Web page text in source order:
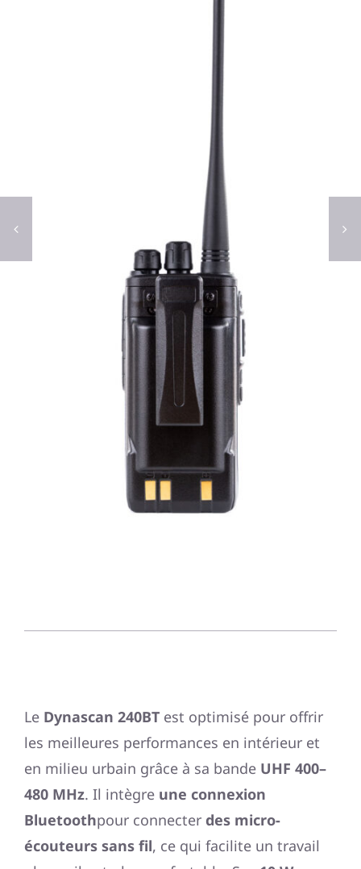
Le Dynascan 240BTest optimisé pour offrir
les meilleures performances en intérieur et
en milieu urbain grâce à sa bande UHF 400–
480 MHz. Il intègre une connexion
Bluetoothpour connecter des micro-
écouteurs sans fil, ce qui facilite un travail